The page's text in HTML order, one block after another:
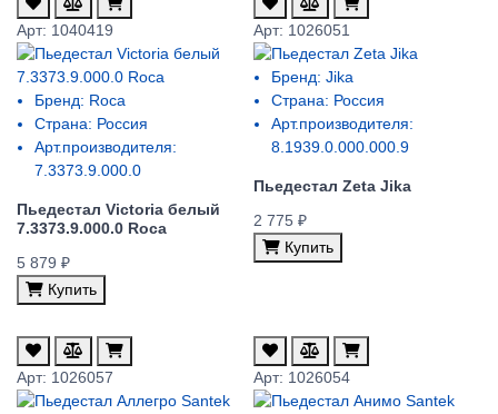
Арт: 1040419
Бренд: Roca
Страна: Россия
Арт.производителя:
7.3373.9.000.0
Пьедестал Victoria белый
7.3373.9.000.0 Roca
5 879 ₽
Купить
Арт: 1026051
Бренд: Jika
Страна: Россия
Арт.производителя:
8.1939.0.000.000.9
Пьедестал Zeta Jika
2 775 ₽
Купить
Арт: 1026057 Арт: 1026054